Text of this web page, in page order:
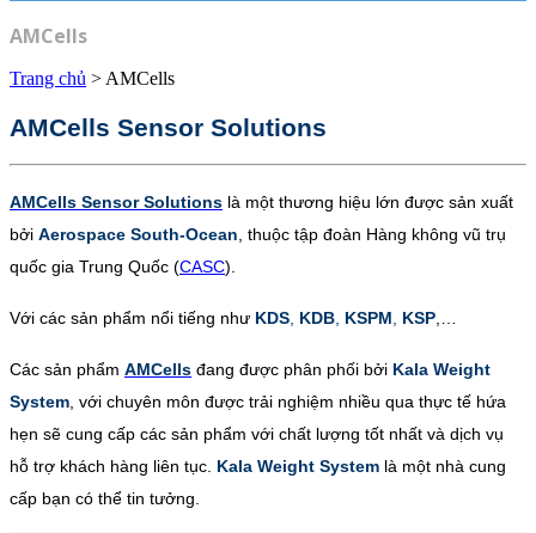
AMCells
Trang chủ > AMCells
AMCells Sensor Solutions
AMCells Sensor Solutions là một thương hiệu lớn được sản xuất
bởi Aerospace South-Ocean , thuộc tập đoàn Hàng không vũ trụ
quốc gia Trung Quốc (CASC).
Với các sản phẩm nổi tiếng như KDS KDB KSPM KSP
Các sản phẩm AMCells đang được phân phối bởi Kala Weight
System , với chuyên môn được trải nghiệm nhiều qua thực tế hứa
hẹn sẽ cung cấp các sản phẩm với chất lượng tốt nhất và dịch vụ
hỗ trợ khách hàng liên tục. Kala Weight System là một nhà cung
cấp bạn có thể tin tưởng.